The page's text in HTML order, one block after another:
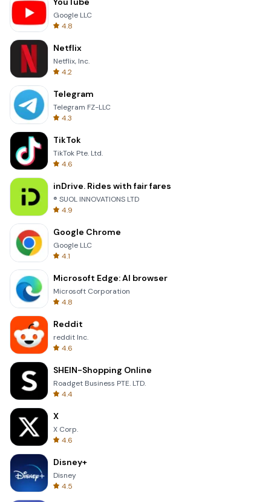
Google LLC
4.8
Netflix
Netflix, Inc.
4.2
Telegram
Telegram FZ-LLC
4.3
TikTok
TikTok Pte. Ltd.
4.6
inDrive. Rides with fair fares
® SUOL INNOVATIONS LTD
4.9
Google Chrome
Google LLC
4.1
Microsoft Edge: AI browser
Microsoft Corporation
4.8
Reddit
reddit Inc.
4.6
SHEIN-Shopping Online
Roadget Business PTE. LTD.
4.4
X
X Corp.
4.6
Disney+
Disney
4.5